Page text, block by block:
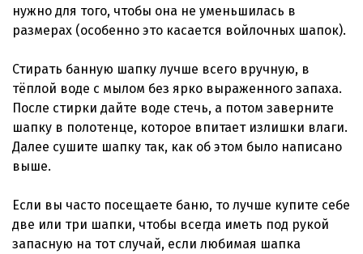
нужно для того, чтобы она не уменьшилась в
размерах (особенно это касается войлочных шапок).
Стирать банную шапку лучше всего вручную, в
тёплой воде с мылом без ярко выраженного запаха.
После стирки дайте воде стечь, а потом заверните
шапку в полотенце, которое впитает излишки влаги.
Далее сушите шапку так, как об этом было написано
выше.
Если вы часто посещаете баню, то лучше купите себе
две или три шапки, чтобы всегда иметь под рукой
запасную на тот случай, если любимая шапка